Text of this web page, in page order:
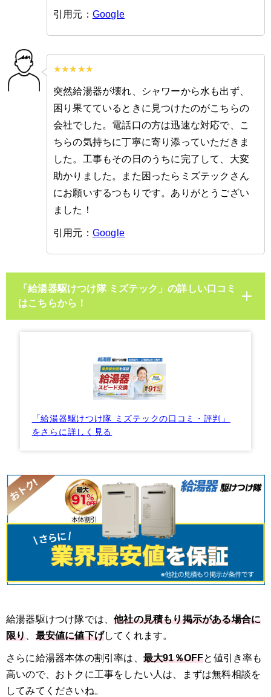
引用元： Google
突然給湯器が壊れ、シャワーから水も出ず、
困り果てているときに見つけたのがこちらの
会社でした。電話口の方は迅速な対応で、こ
ちらの気持ちに丁寧に寄り添っていただきま
した。工事もその日のうちに完了して、大変
助かりました。また困ったらミズテックさん
にお願いするつもりです。ありがとうござい
ました！
引用元： Google
「給湯器駆けつけ隊 ミズテック」の詳しい口コミ
はこちらから！
「給湯器駆けつけ隊 ミズテックの口コミ・評判」
をさらに詳しく見る
給湯器駆けつけ隊では、他社の見積もり掲示がある場合に
限り
最安値に値下げしてくれます。
さらに給湯器本体の割引率は、 最大91％OFFと値引き率も
高いので、おトクに工事をしたい人は、まずは無料相談を
してみてくださいね。